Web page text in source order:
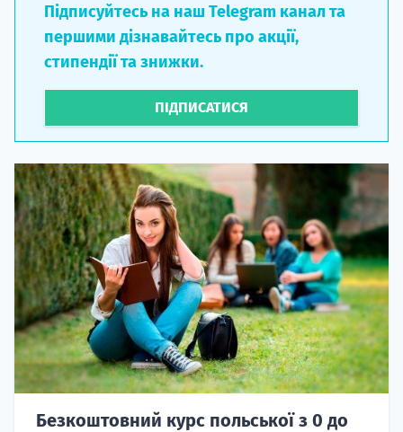
Підписуйтесь на наш Telegram канал та
першими дізнавайтесь про акції,
стипендії та знижки.
ПІДПИСАТИСЯ
Безкоштовний курс польської з 0 до